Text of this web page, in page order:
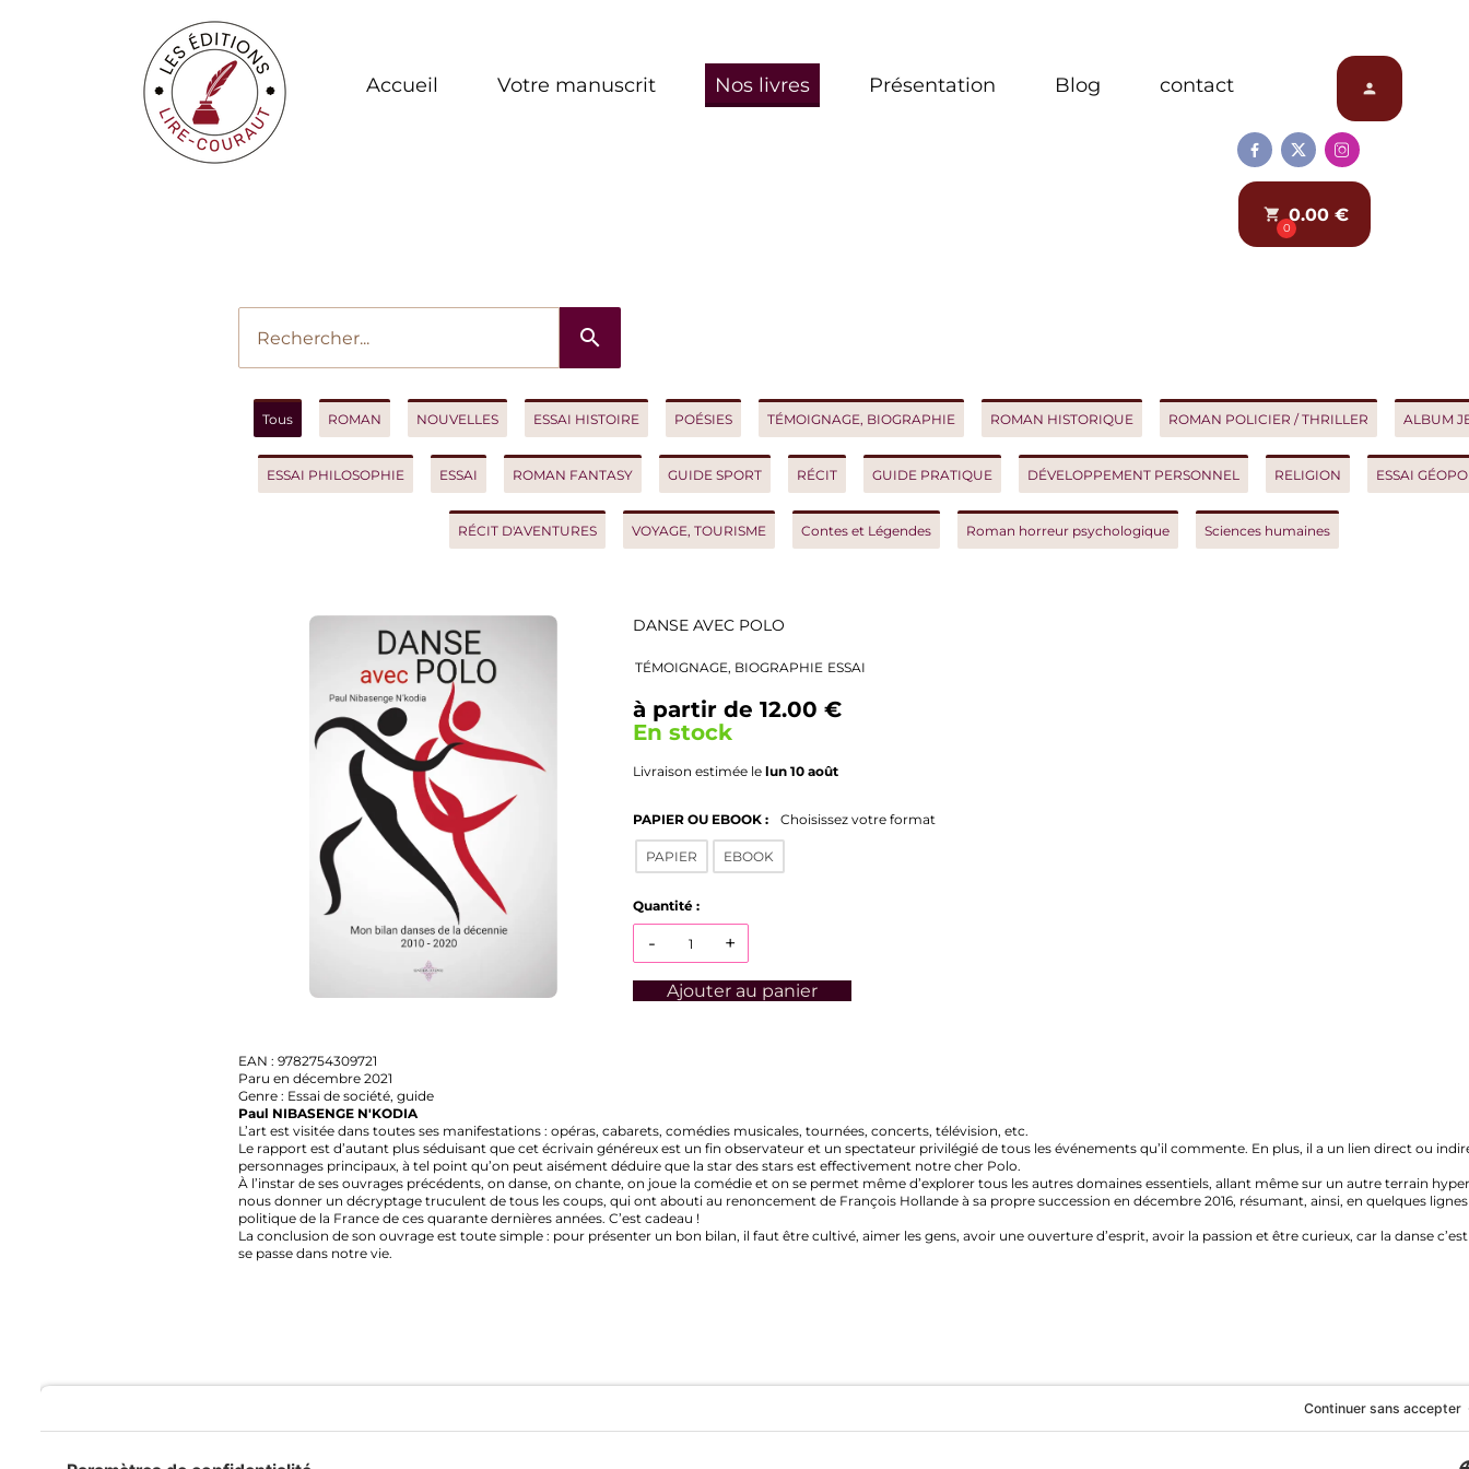
Accueil Votre manuscrit Nos livres Présentation Blog contact
 
0.00 €
ROMAN NOUVELLES ESSAI HISTOIRE POÉSIES TÉMOIGNAGE, BIOGRAPHIE ROMAN HISTORIQUE ROMAN POLICIER / THRILLER ALBUM
ESSAI PHILOSOPHIE ESSAI ROMAN FANTASY GUIDE SPORT RÉCIT GUIDE PRATIQUE DÉVELOPPEMENT PERSONNEL RELIGION ESSAI
RÉCIT D'AVENTURES VOYAGE, TOURISME Contes et Légendes Roman horreur psychologique Sciences humaines
DANSE AVEC POLO
TÉMOIGNAGE, BIOGRAPHIE ESSAI
à partir de 12.00 €
En stock
Livraison estimée lelun 10 août
PAPIER OU EBOOK : Choisissez votre format
PAPIER EBOOK
Quantité :
+
Ajouter au panier
EAN : 9782754309721
Paru en décembre 2021
Genre : Essai de société, guide
Paul NIBASENGE N'KODIA
L’art est visitée dans toutes ses manifestations : opéras, cabarets, comédies musicales, tournées, concerts, télévision, etc.
Le rapport est d’autant plus séduisant que cet écrivain généreux est un fin observateur et un spectateur privilégié de tous les événements qu’il commente. En plus, il a un lien direct ou indirect
personnages principaux, à tel point qu’on peut aisément déduire que la star des stars est effectivement notre cher Polo.
À l’instar de ses ouvrages précédents, on danse, on chante, on joue la comédie et on se permet même d’explorer tous les autres domaines essentiels, allant même sur un autre terrain hyper
nous donner un décryptage truculent de tous les coups, qui ont abouti au renoncement de François Hollande à sa propre succession en décembre 2016, résumant, ainsi, en quelques lignes
politique de la France de ces quarante dernières années. C’est cadeau !
La conclusion de son ouvrage est toute simple : pour présenter un bon bilan, il faut être cultivé, aimer les gens, avoir une ouverture d’esprit, avoir la passion et être curieux, car la danse c’est tout
se passe dans notre vie.